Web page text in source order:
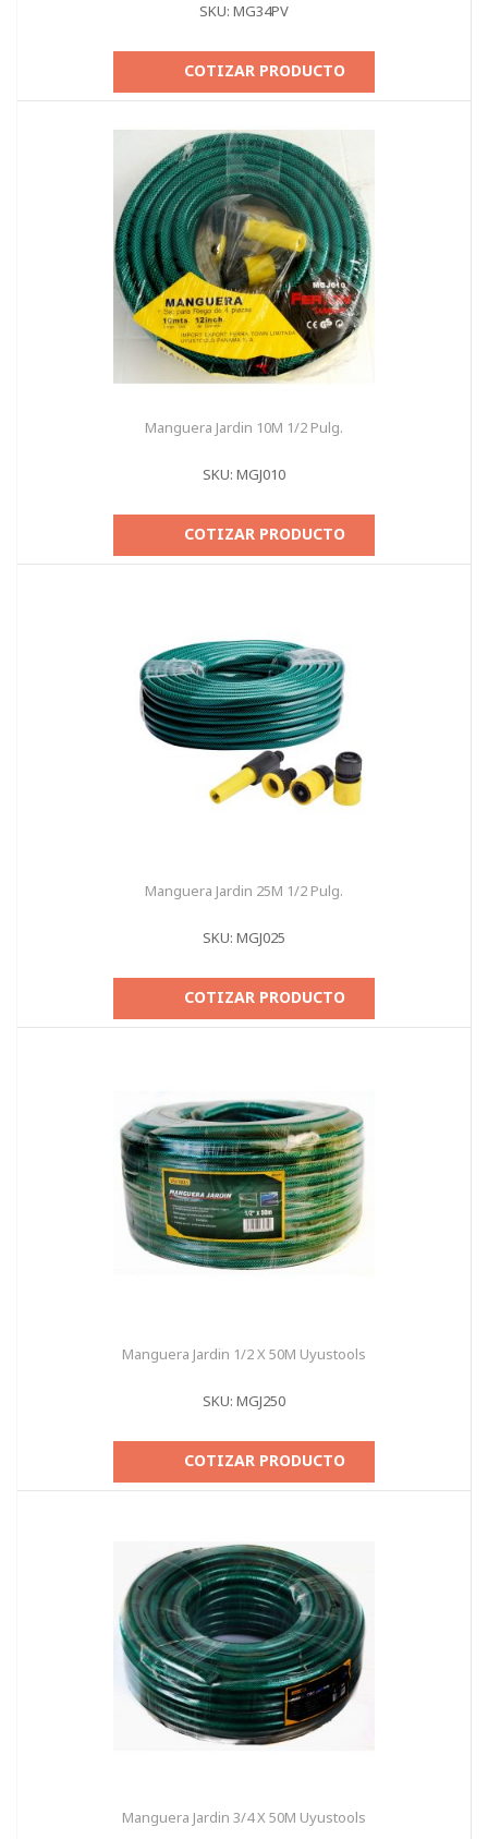
SKU: MG34PV
COTIZAR PRODUCTO
Manguera Jardin 10M 1/2 Pulg.
SKU: MGJ010
COTIZAR PRODUCTO
Manguera Jardin 25M 1/2 Pulg.
SKU: MGJ025
COTIZAR PRODUCTO
Manguera Jardin 1/2 X 50M Uyustools
SKU: MGJ250
COTIZAR PRODUCTO
Manguera Jardin 3/4 X 50M Uyustools